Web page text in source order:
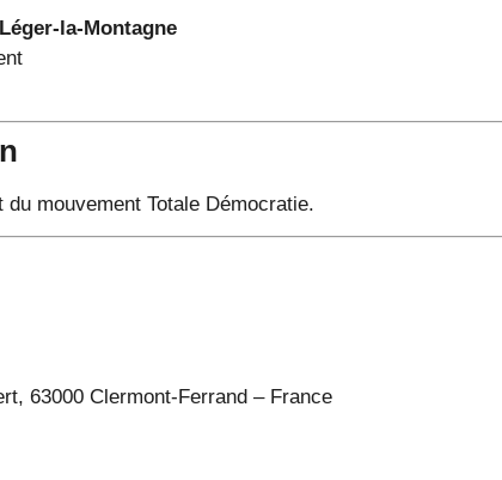
la-Montagne
mouvement Totale Démocratie.
63000 Clermont-Ferrand – France